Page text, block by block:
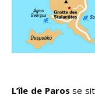
L’île de Paros se